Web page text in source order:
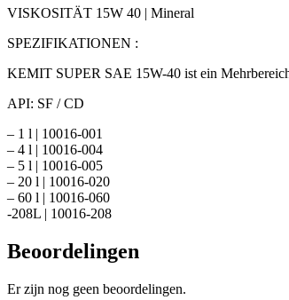
VISKOSITÄT 15W 40 | Mineral
SPEZIFIKATIONEN :
KEMIT SUPER SAE 15W-40 ist ein
API: SF / CD
– 1 l | 10016-001
– 4 l | 10016-004
– 5 l | 10016-005
– 20 l | 10016-020
– 60 l | 10016-060
-208L | 10016-208
Beoordelingen
Er zijn nog geen beoordelingen.